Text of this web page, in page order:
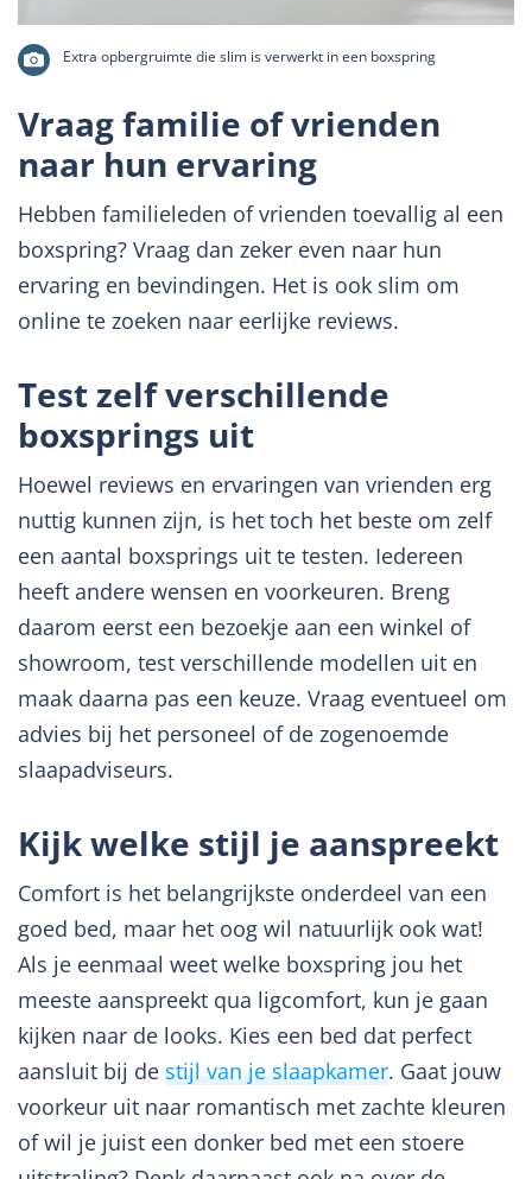
Extra opbergruimte die slim is verwerkt in een boxspring
Vraag familie of vrienden
naar hun ervaring
Hebben familieleden of vrienden toevallig al een
boxspring? Vraag dan zeker even naar hun
ervaring en bevindingen. Het is ook slim om
online te zoeken naar eerlijke reviews.
Test zelf verschillende
boxsprings uit
Hoewel reviews en ervaringen van vrienden erg
nuttig kunnen zijn, is het toch het beste om zelf
een aantal boxsprings uit te testen. Iedereen
heeft andere wensen en voorkeuren. Breng
daarom eerst een bezoekje aan een winkel of
showroom, test verschillende modellen uit en
maak daarna pas een keuze. Vraag eventueel om
advies bij het personeel of de zogenoemde
slaapadviseurs.
Kijk welke stijl je aanspreekt
Comfort is het belangrijkste onderdeel van een
goed bed, maar het oog wil natuurlijk ook wat!
Als je eenmaal weet welke boxspring jou het
meeste aanspreekt qua ligcomfort, kun je gaan
kijken naar de looks. Kies een bed dat perfect
aansluit bij de stijl van je slaapkamer. Gaat jouw
voorkeur uit naar romantisch met zachte kleuren
of wil je juist een donker bed met een stoere